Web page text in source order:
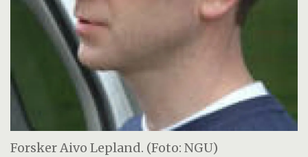
Forsker Aivo Lepland. (Foto: NGU)